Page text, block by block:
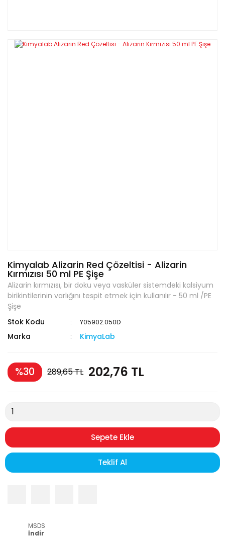
Kimyalab Alizarin Red Çözeltisi - Alizarin
Kırmızısı 50 ml PE Şişe
Alizarin kırmızısı, bir doku veya vasküler sistemdeki kalsiyum
birikintilerinin varlığını tespit etmek için kullanılır - 50 ml /PE
Şişe
Stok Kodu
Y05902.050D
Marka KimyaLab
%30 289,65 TL 202,76 TL
Sepete Ekle
Teklif Al
MSDS
İndir